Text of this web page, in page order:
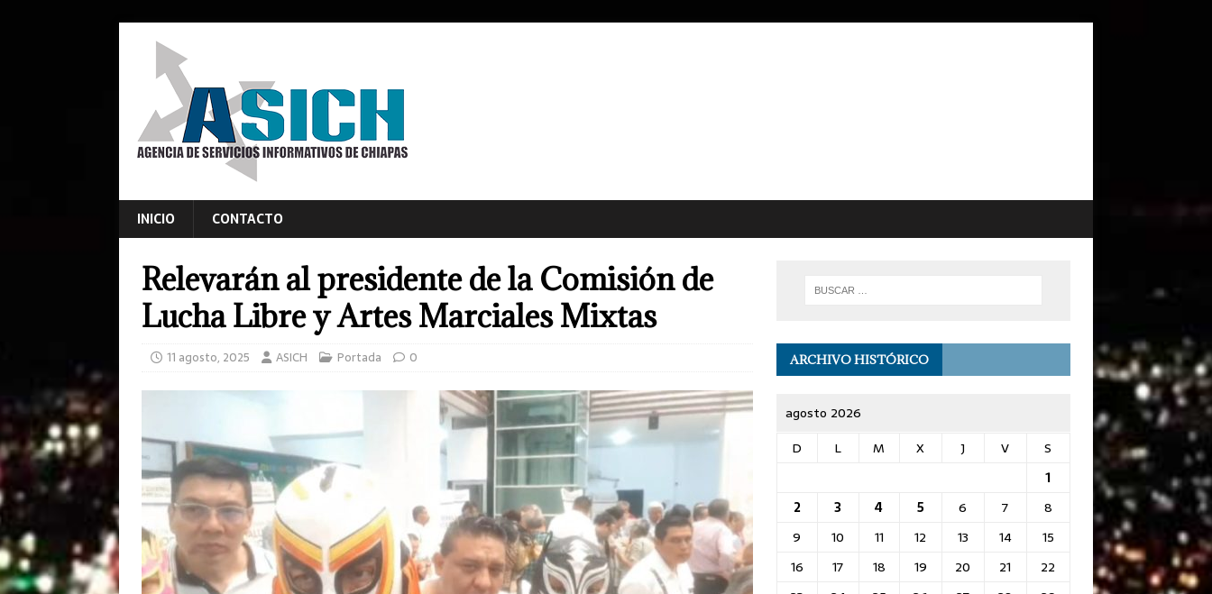
INICIO CONTACTO
Relevarán al presidente de la Comisión de
Lucha Libre y Artes Marciales Mixtas
11 agosto, 2025 ASICH Portada 0 ARCHIVO HISTÓRICO
agosto 2026
D
L M X J V
S
1
2
3 4 5 6 7
8
9
10 11 12 13 14
15
16
17 18 19 20 21
22